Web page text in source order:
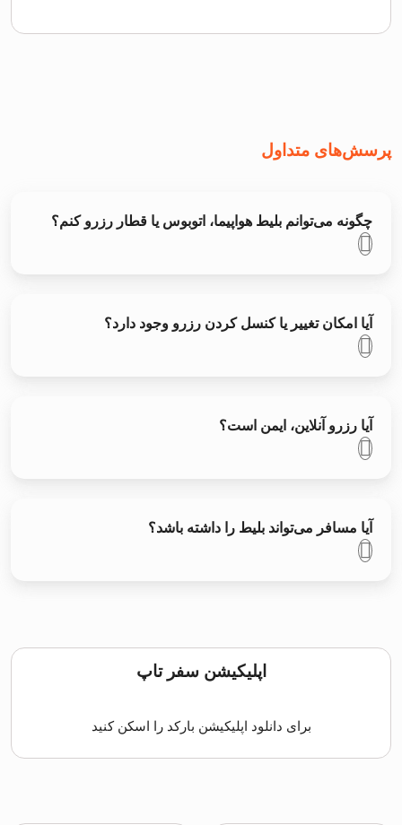
پرسش‌های متداول
چگونه می‌توانم بلیط هواپیما، اتوبوس یا قطار رزرو کنم؟
آیا امکان تغییر یا کنسل کردن رزرو وجود دارد؟
آیا رزرو آنلاین، ایمن است؟
آیا مسافر می‌تواند بلیط را داشته باشد؟
اپلیکیشن سفر تاپ
برای دانلود اپلیکیشن بارکد را اسکن کنید